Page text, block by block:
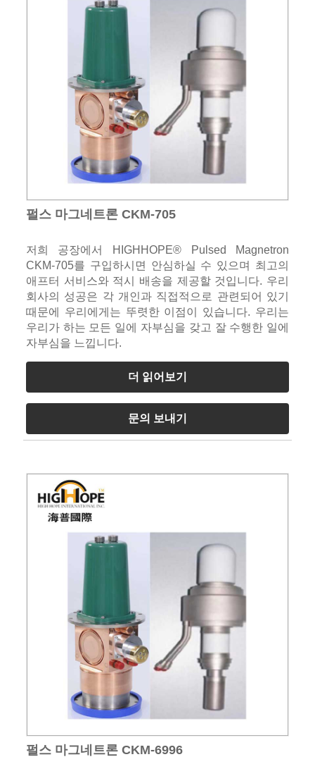
펄스 마그네트론 CKM-705
저희 공장에서 HIGHHOPE® Pulsed Magnetron
CKM-705를 구입하시면 안심하실 수 있으며 최고의
애프터 서비스와 적시 배송을 제공할 것입니다. 우리
회사의 성공은 각 개인과 직접적으로 관련되어 있기
때문에 우리에게는 뚜렷한 이점이 있습니다. 우리는
우리가 하는 모든 일에 자부심을 갖고 잘 수행한 일에
자부심을 느낍니다.
더 읽어보기
문의 보내기
펄스 마그네트론 CKM-6996